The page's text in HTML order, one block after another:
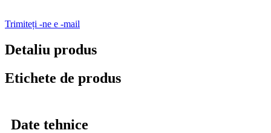
Trimiteți -ne e -mail
Detaliu produs
Etichete de produs
Date tehnice